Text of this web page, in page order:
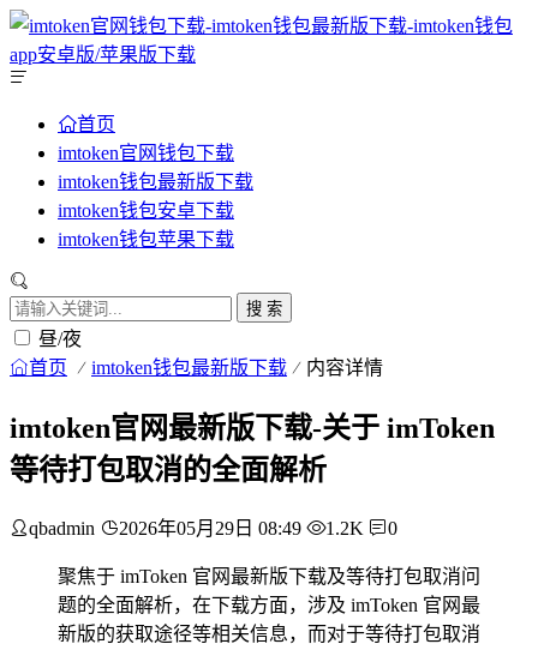
首页
imtoken官网钱包下载
imtoken钱包最新版下载
imtoken钱包安卓下载
imtoken钱包苹果下载
搜 索
昼/夜
首页 imtoken钱包最新版下载 内容详情
imtoken官网最新版下载-关于 imToken
等待打包取消的全面解析
qbadmin 2026年05月29日 08:49 1.2K 0
聚焦于 imToken 官网最新版下载及等待打包取消问
题的全面解析，在下载方面，涉及 imToken 官网最
新版的获取途径等相关信息，而对于等待打包取消